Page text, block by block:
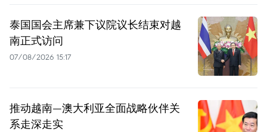
泰国国会主席兼下议院议长结束对越
南正式访问
07/08/2026 15:17
推动越南—澳大利亚全面战略伙伴关
系走深走实